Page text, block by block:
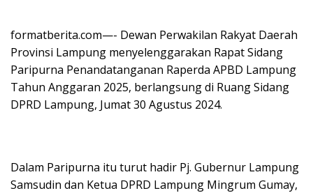
formatberita.com—- Dewan Perwakilan Rakyat Daerah
Provinsi Lampung menyelenggarakan Rapat Sidang
Paripurna Penandatanganan Raperda APBD Lampung
Tahun Anggaran 2025, berlangsung di Ruang Sidang
DPRD Lampung, Jumat 30 Agustus 2024.
Dalam Paripurna itu turut hadir Pj. Gubernur Lampung
Samsudin dan Ketua DPRD Lampung Mingrum Gumay,